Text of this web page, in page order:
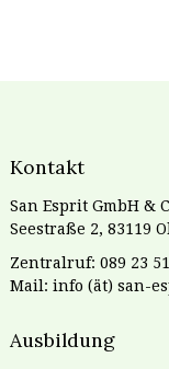
Kontakt
San Esprit GmbH &
Seestraße 2, 83119
Zentralruf: 089 23
Mail: info (ät) san-
Ausbildung